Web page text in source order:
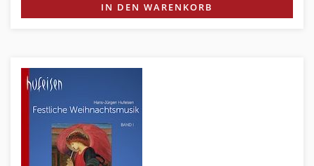
IN DEN WARENKORB